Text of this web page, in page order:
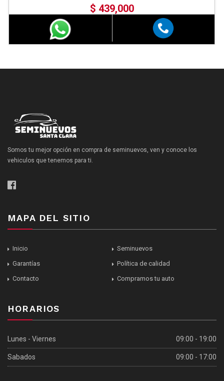
$ 439,000
Somos tu mejor opción en compra de seminuevos, ven y conoce los
vehiculos que tenemos para ti.
MAPA DEL SITIO
Inicio
Seminuevos
Garantías
Política de calidad
Contacto
Compramos tu auto
HORARIOS
Lunes - Viernes 09:00 - 19:00
Sabados 09:00 - 17:00